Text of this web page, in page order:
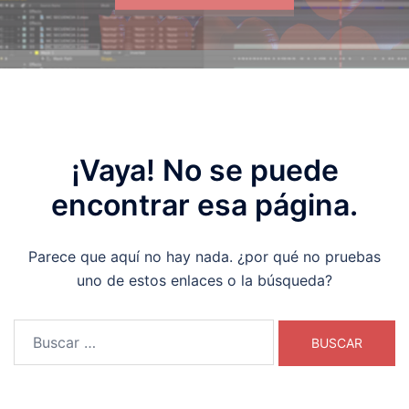
¡Vaya! No se puede
encontrar esa página.
Parece que aquí no hay nada. ¿por qué no pruebas
uno de estos enlaces o la búsqueda?